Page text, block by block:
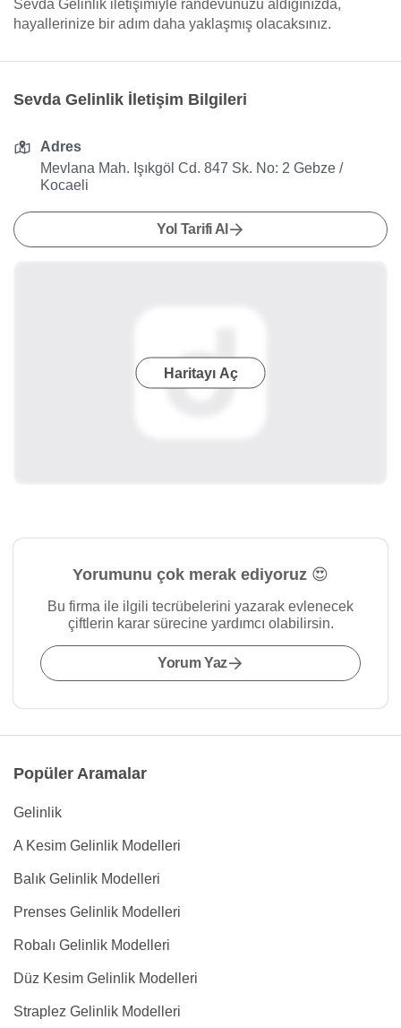
Sevda Gelinlik iletişimiyle randevunuzu aldığınızda,
hayallerinize bir adım daha yaklaşmış olacaksınız.
Sevda Gelinlik İletişim Bilgileri
Adres
Mevlana Mah. Işıkgöl Cd. 847 Sk. No: 2 Gebze /
Kocaeli
Yol Tarifi Al
Haritayı Aç
Yorumunu çok merak ediyoruz 😍
Bu firma ile ilgili tecrübelerini yazarak evlenecek
çiftlerin karar sürecine yardımcı olabilirsin.
Yorum Yaz
Popüler Aramalar
Gelinlik
A Kesim Gelinlik Modelleri
Balık Gelinlik Modelleri
Prenses Gelinlik Modelleri
Robalı Gelinlik Modelleri
Düz Kesim Gelinlik Modelleri
Straplez Gelinlik Modelleri